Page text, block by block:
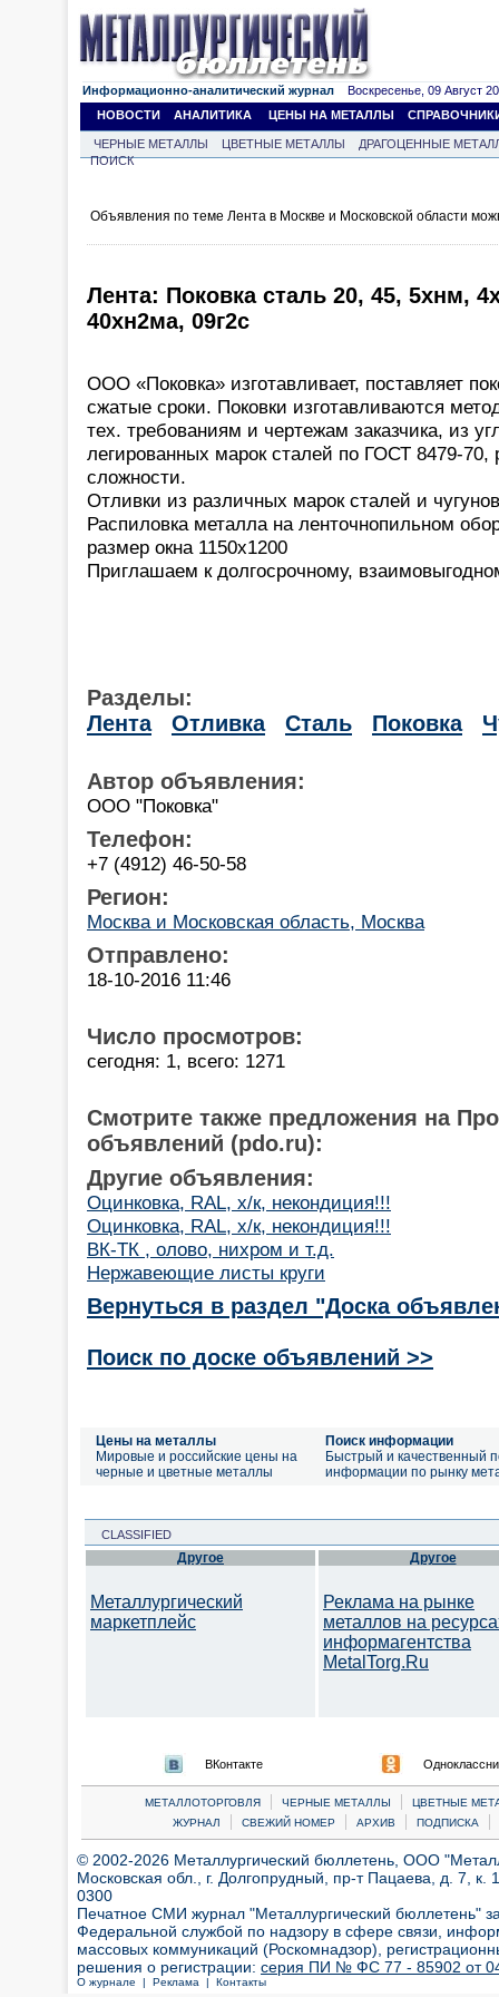
Информационно-аналитический журнал Воскресенье, 09 Август
НОВОСТИ
АНАЛИТИКА ЦЕНЫ НА МЕТАЛЛЫ
ЧЕРНЫЕ МЕТАЛЛЫ ЦВЕТНЫЕ МЕТАЛЛЫ
ДРАГОЦЕННЫЕ
ПОИСК
Объявления по теме Лента в Москве и Московской области
Лента: Поковка сталь 20, 45, 5хнм,
40хн2ма, 09г2с
ООО «Поковка» изготавливает, поставляет
сжатые сроки. Поковки изготавливаются
тех. требованиям и чертежам заказчика, из
легированных марок сталей по ГОСТ 8479-70,
сложности.
Отливки из различных марок сталей и
Распиловка металла на ленточнопильном
размер окна 1150х1200
Приглашаем к долгосрочному,
Разделы:
Лента
Отливка Сталь Поковка
Автор объявления:
ООО "Поковка"
Телефон:
+7 (4912) 46-50-58
Регион:
Москва и Московская область, Москва
Отправлено:
18-10-2016 11:46
Число просмотров:
сегодня: 1, всего: 1271
Смотрите также предложения на
объявлений (pdo.ru):
Другие объявления:
Оцинковка, RAL, х/к, некондиция!!!
Оцинковка, RAL, х/к, некондиция!!!
ВК-ТК , олово, нихром и т.д.
Нержавеющие листы круги
Вернуться в раздел "Доска
Поиск по доске объявлений >>
Цены на металлы
Мировые и российские цены на
черные и цветные металлы
Поиск информации
Быстрый и качественный
информации по рынку
CLASSIFIED
Другое
Металлургический
маркетплейс
Другое
Реклама на рынке
металлов на
информагентства
MetalTorg.Ru
ВКонтакте
МЕТАЛЛОТОРГОВЛЯ | ЧЕРНЫЕ МЕТАЛЛЫ |
ЦВЕТНЫЕ
ЖУРНАЛ
| СВЕЖИЙ НОМЕР | АРХИВ | ПОДПИСКА |
© 2002-2026 Металлургический бюллетень, ООО
Московская обл., г. Долгопрудный, пр-т Пацаева, д. 7,
0300
Печатное СМИ журнал "Металлургический бюллетень"
Федеральной службой по надзору в сфере связи,
массовых коммуникаций (Роскомнадзор),
решения о регистрации: серия ПИ № ФС 77 - 85902 от 04
О журнале | Реклама | Контакты